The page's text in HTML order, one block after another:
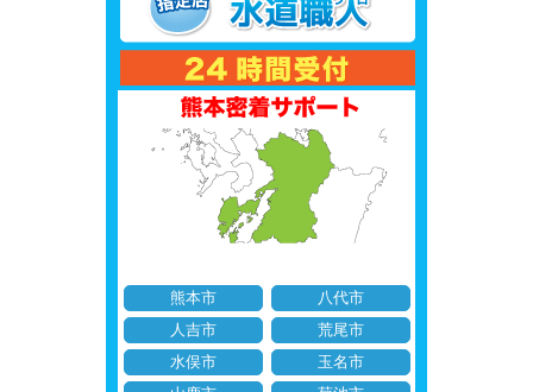
熊本市
八代市
人吉市
荒尾市
水俣市
玉名市